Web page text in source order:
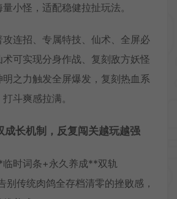
小怪，适配稳健拉扯玩法。
连招、专属特技、仙术、全屏必
可实现分身作战、复刻敌方妖怪
之力触发全屏爆发，复刻热血系
斗爽感拉满。
长机制，反复闯关越玩越强
时词条+永久养成**双轨
传统肉鸽全存档清零的挫败感，